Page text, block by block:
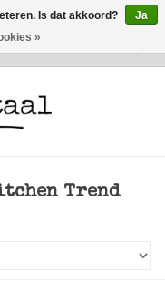
Trend
Is dat akkoord?
Ja
»